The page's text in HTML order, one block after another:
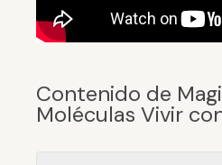
Contenido de
Moléculas Vivir